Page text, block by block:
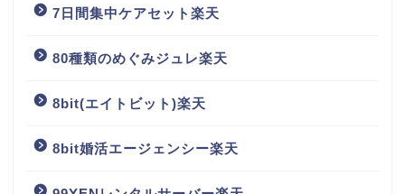
7日間集中ケアセット楽天
80種類のめぐみジュレ楽天
8bit(エイトビット)楽天
8bit婚活エージェンシー楽天